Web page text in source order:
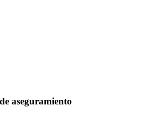
aseguramiento